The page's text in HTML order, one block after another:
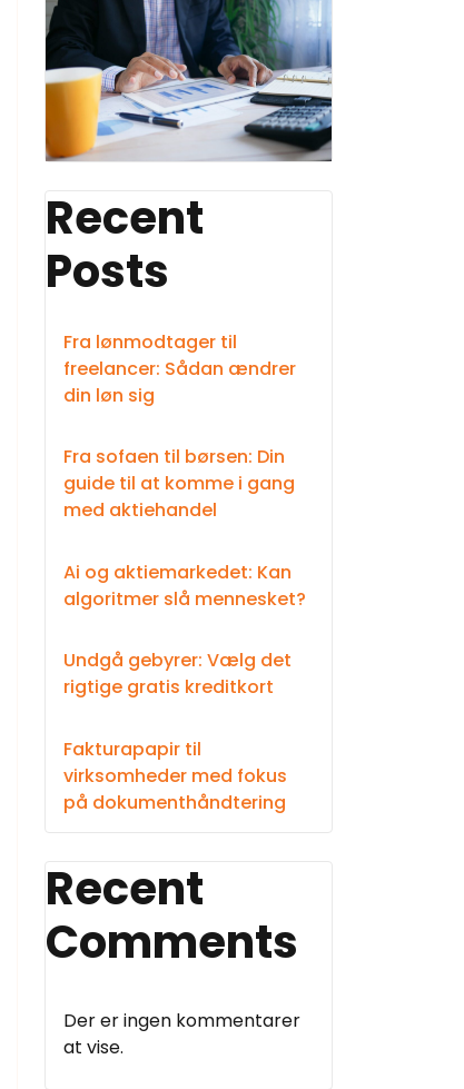
Recent
Posts
Fra lønmodtager til
freelancer: Sådan ændrer
din løn sig
Fra sofaen til børsen: Din
guide til at komme i gang
med aktiehandel
Ai og aktiemarkedet: Kan
algoritmer slå mennesket?
Undgå gebyrer: Vælg det
rigtige gratis kreditkort
Fakturapapir til
virksomheder med fokus
på dokumenthåndtering
Recent
Comments
Der er ingen kommentarer
at vise.